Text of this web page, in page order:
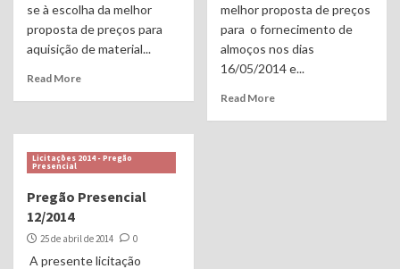
se à escolha da melhor
proposta de preços para
aquisição de material...
Read More
melhor proposta de preços
para o fornecimento de
almoços nos dias
16/05/2014 e...
Read More
Licitações 2014 - Pregão
Presencial
Pregão Presencial
12/2014
25 de abril de 2014 0
A presente licitação